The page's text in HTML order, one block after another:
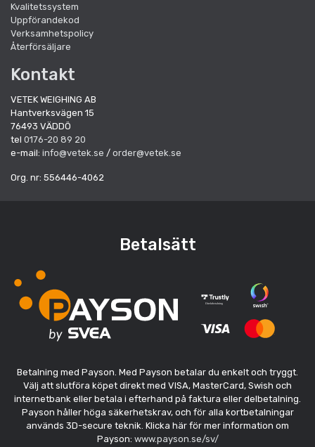
Kvalitetssystem
Uppförandekod
Verksamhetspolicy
Återförsäljare
Kontakt
VETEK WEIGHING AB
Hantverksvägen 15
76493 VÄDDÖ
tel 0176-20 89 20
e-mail: info@vetek.se / order@vetek.se
Org. nr: 556446-4062
Betalsätt
Betalning med Payson. Med Payson betalar du enkelt och tryggt.
Välj att slutföra köpet direkt med VISA, MasterCard, Swish och
internetbank eller betala i efterhand på faktura eller delbetalning.
Payson håller höga säkerhetskrav, och för alla kortbetalningar
används 3D-secure teknik. Klicka här för mer information om
Payson: www.payson.se/sv/